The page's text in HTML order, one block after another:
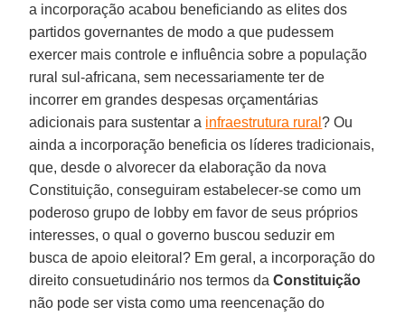
a incorporação acabou beneficiando as elites dos
partidos governantes de modo a que pudessem
exercer mais controle e influência sobre a população
rural sul-africana, sem necessariamente ter de
incorrer em grandes despesas orçamentárias
adicionais para sustentar a infraestrutura rural? Ou
ainda a incorporação beneficia os líderes tradicionais,
que, desde o alvorecer da elaboração da nova
Constituição, conseguiram estabelecer-se como um
poderoso grupo de lobby em favor de seus próprios
interesses, o qual o governo buscou seduzir em
busca de apoio eleitoral? Em geral, a incorporação do
direito consuetudinário nos termos daConstituição
não pode ser vista como uma reencenação do